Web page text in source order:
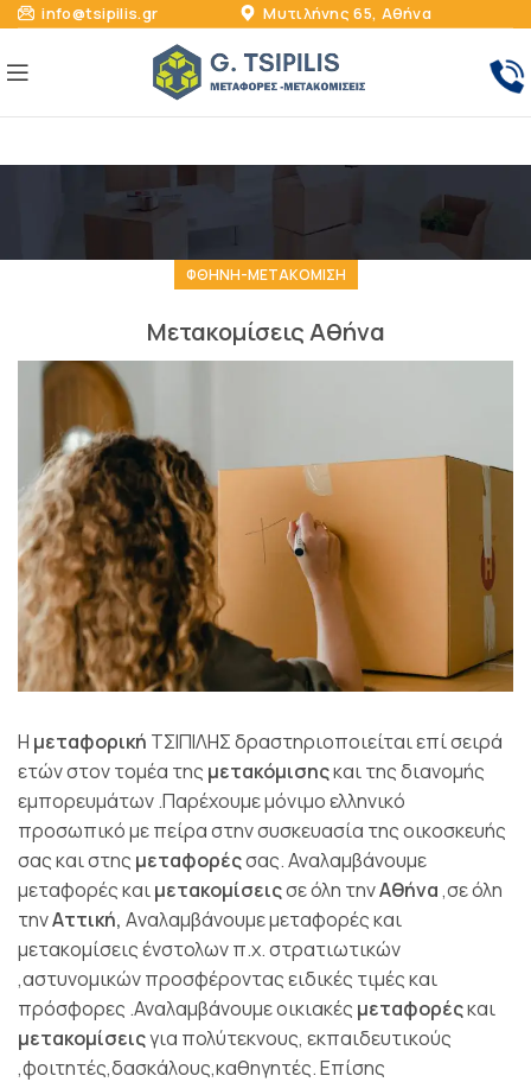
info@tsipilis.gr Μυτιλήνης 65, Αθήνα
ΦΘΗΝΗ-ΜΕΤΑΚΟΜΙΣΗ
Μετακομίσεις Αθήνα
Η μεταφορική ΤΣΙΠΙΛΗΣ δραστηριοποιείται επί σειρά
ετών στον τομέα της μετακόμισηςκαι της διανομής
εμπορευμάτων .Παρέχουμε μόνιμο ελληνικό
προσωπικό με πείρα στην συσκευασία της οικοσκευής
σας και στης μεταφορέςσας. Αναλαμβάνουμε
μεταφορές καιμετακομίσειςσε όλη τηνΑθήνα,σε όλη
τηνΑττική, Aναλαμβάνουμε μεταφορές και
μετακομίσεις ένστολων π.χ. στρατιωτικών
,αστυνομικών προσφέροντας ειδικές τιμές και
πρόσφορες .Αναλαμβάνουμε οικιακές μεταφορέςκαι
μετακομίσειςγια πολύτεκνους, εκπαιδευτικούς
,φοιτητές,δασκάλους,καθηγητές. Επίσης